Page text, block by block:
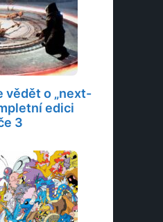
vědět o „next-
edici
3